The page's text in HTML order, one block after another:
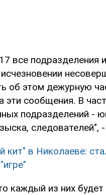
все подразделения
об этом дежурную
эти сообщения. В
подразделений -
следователей",
кит" в Николаеве:
каждый из них